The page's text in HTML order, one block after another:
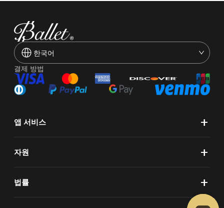
한국어
결제 방법
+
앱 서비스
+
자원
+
법률